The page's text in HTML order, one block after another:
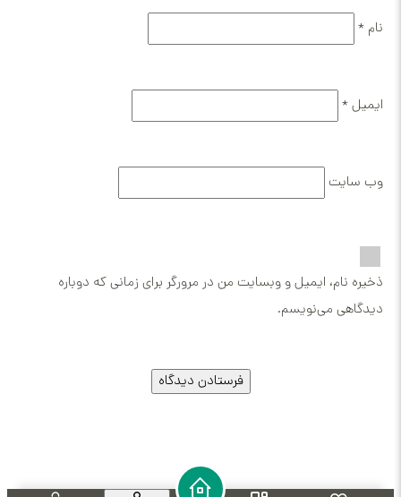
نام*
ایمیل*
وب‌ سایت
ذخیره نام، ایمیل و وبسایت من در مرورگر برای زمانی که دوباره
دیدگاهی می‌نویسم.